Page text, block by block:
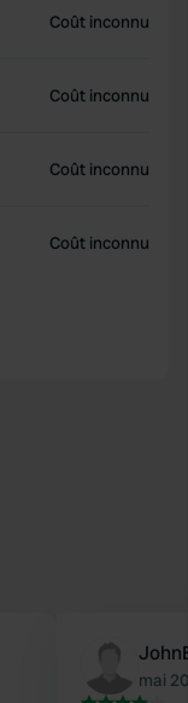
Coût inconnu
Coût inconnu
Coût inconnu
Coût inconnu
mai